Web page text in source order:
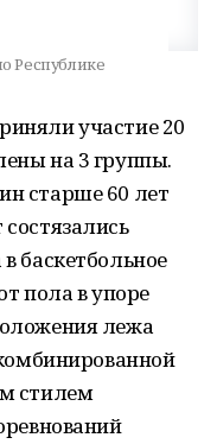
Республике
участие 20
на 3 группы.
старше 60 лет
баскетбольное
пола в упоре
лежа
стилем